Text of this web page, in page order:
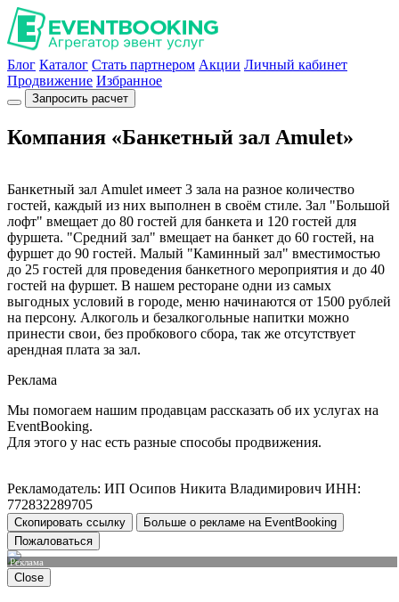
Блог Каталог Стать партнером Акции Личный кабинет
Продвижение Избранное
Запросить расчет
Компания «Банкетный зал Amulet»
Банкетный зал Amulet имеет 3 зала на разное количество
гостей, каждый из них выполнен в своём стиле. Зал "Большой
лофт" вмещает до 80 гостей для банкета и 120 гостей для
фуршета. "Средний зал" вмещает на банкет до 60 гостей, на
фуршет до 90 гостей. Малый "Каминный зал" вместимостью
до 25 гостей для проведения банкетного мероприятия и до 40
гостей на фуршет. В нашем ресторане одни из самых
выгодных условий в городе, меню начинаются от 1500 рублей
на персону. Алкоголь и безалкогольные напитки можно
принести свои, без пробкового сбора, так же отсутствует
арендная плата за зал.
Реклама
Мы помогаем нашим продавцам рассказать об их услугах на
EventBooking.
Для этого у нас есть разные способы продвижения.
Рекламодатель: ИП Осипов Никита Владимирович ИНН:
772832289705
Скопировать ссылку
Больше о рекламе на EventBooking
Пожаловаться
Реклама
Close